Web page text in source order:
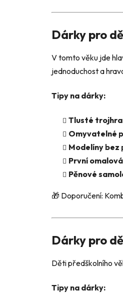
Dárky pro
V tomto věku jde
jednoduchost a
Tipy na dárky:
Tlusté
Omyvatelné
Modelíny bez
První
Pěnové
🎁 Doporučení:
Dárky pro
Děti předškolního
Tipy na dárky: